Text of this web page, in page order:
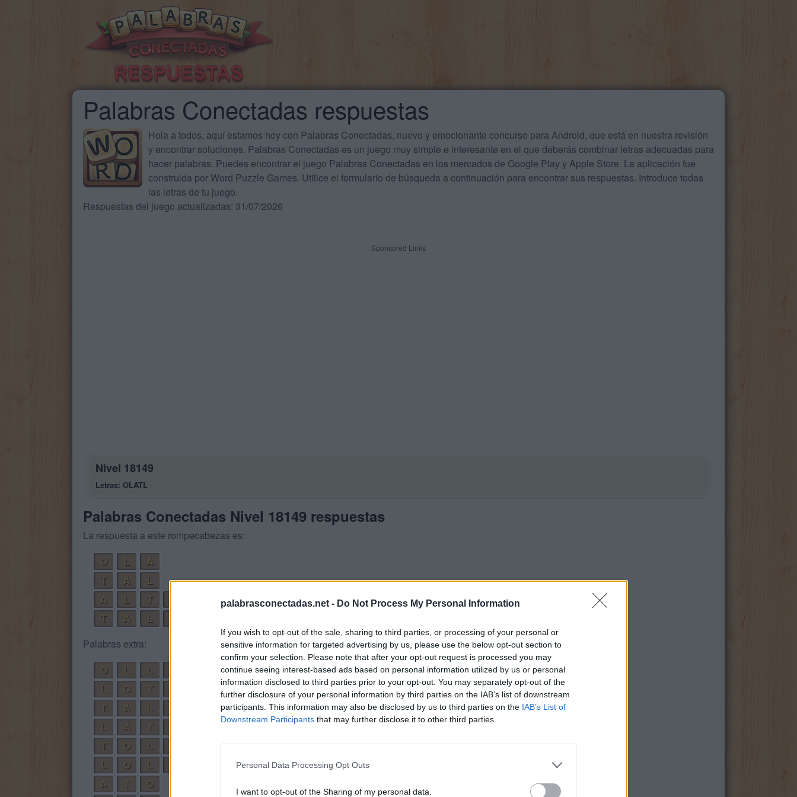
palabrasconectadas.net - Do Not Process My Personal Information
If you wish to opt-out of the sale, sharing to third parties, or processing of your personal or
sensitive information for targeted advertising by us, please use the below opt-out section to
confirm your selection. Please note that after your opt-out request is processed you may
continue seeing interest-based ads based on personal information utilized by us or personal
information disclosed to third parties prior to your opt-out. You may separately opt-out of the
further disclosure of your personal information by third parties on the IAB’s list of downstream
participants. This information may also be disclosed by us to third parties on the IAB’s List of
Downstream Participants that may further disclose it to other third parties.
Personal Data Processing Opt Outs
I want to opt-out of the Sharing of my personal data.
Palabras Conectadas respuestas
Hola a todos, aquí estamos hoy con Palabras Conectadas, nuevo y emocionante concurso para Android, que está en nuestra revisión
y encontrar soluciones. Palabras Conectadas es un juego muy simple e interesante en el que deberás combinar letras adecuadas para
hacer palabras. Puedes encontrar el juego Palabras Conectadas en los mercados de Google Play y Apple Store. La aplicación fue
construida por Word Puzzle Games. Utilice el formulario de búsqueda a continuación para encontrar sus respuestas. Introduce todas
las letras de tu juego.
Respuestas del juego actualizadas: 31/07/2026
Sponsored Links
Nivel 18149
Letras: OLATL
Palabras Conectadas Nivel 18149 respuestas
La respuesta a este rompecabezas es:
O
L
A
T
A
L
A
L T
T
A L
Palabras extra:
O
L L
L
O T
T
A L
L
A T
T
O L
L
O L
A
T
O